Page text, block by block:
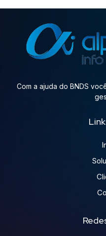
Com a ajuda do BNDS